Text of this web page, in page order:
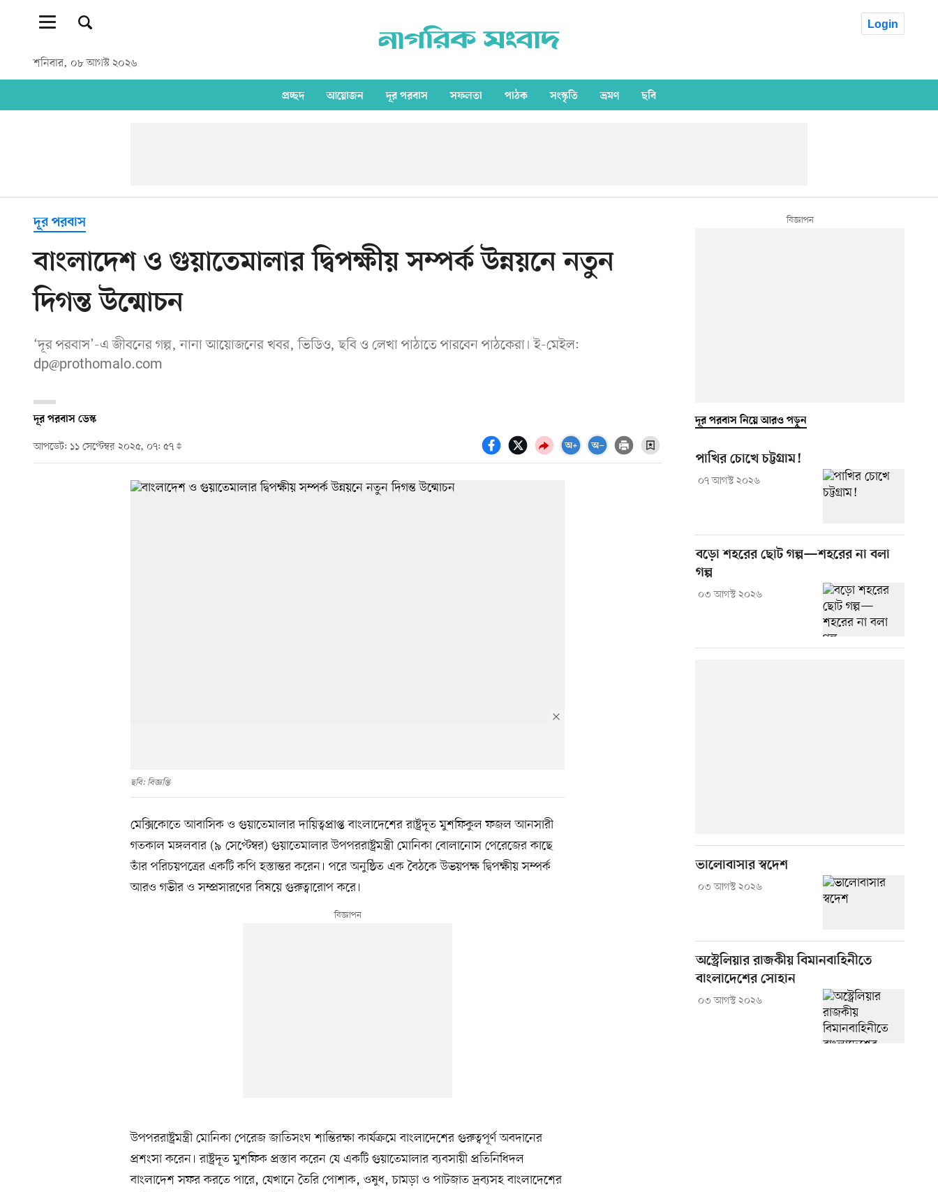
শনিবার, ০৮ আগস্ট ২০২৬
Login
প্রচ্ছদ আয়োজন দূর পরবাস সফলতা পাঠক সংস্কৃতি ভ্রমণ ছবি
দূর পরবাস
বাংলাদেশ ও গুয়াতেমালার দ্বিপক্ষীয় সম্পর্ক উন্নয়নে নতুন
দিগন্ত উন্মোচন
‘দূর পরবাস’-এ জীবনের গল্প, নানা আয়োজনের খবর, ভিডিও, ছবি ও লেখা পাঠাতে পারবেন পাঠকেরা। ই-মেইল:
dp@prothomalo.com
দূর পরবাস ডেস্ক
আপডেট: ১১ সেপ্টেম্বর ২০২৫, ০৭: ৫৭
ছবি: বিজ্ঞপ্তি
মেক্সিকোতে আবাসিক ও গুয়াতেমালার দায়িত্বপ্রাপ্ত বাংলাদেশের রাষ্ট্রদূত মুশফিকুল ফজল আনসারী
গতকাল মঙ্গলবার (৯ সেপ্টেম্বর) গুয়াতেমালার উপপররাষ্ট্রমন্ত্রী মোনিকা বোলানোস পেরেজের কাছে
তাঁর পরিচয়পত্রের একটি কপি হস্তান্তর করেন। পরে অনুষ্ঠিত এক বৈঠকে উভয়পক্ষ দ্বিপক্ষীয় সম্পর্ক
আরও গভীর ও সম্প্রসারণের বিষয়ে গুরুত্বারোপ করে।
উপপররাষ্ট্রমন্ত্রী মোনিকা পেরেজ জাতিসংঘ শান্তিরক্ষা কার্যক্রমে বাংলাদেশের গুরুত্বপূর্ণ অবদানের
প্রশংসা করেন। রাষ্ট্রদূত মুশফিক প্রস্তাব করেন যে একটি গুয়াতেমালার ব্যবসায়ী প্রতিনিধিদল
বাংলাদেশ সফর করতে পারে, যেখানে তৈরি পোশাক, ওষুধ, চামড়া ও পাটজাত দ্রব্যসহ বাংলাদেশের
দূর পরবাস নিয়ে আরও পড়ুন
পাখির চোখে চট্টগ্রাম!
০৭ আগস্ট ২০২৬
বড়ো শহরের ছোট গল্প—শহরের না বলা
গল্প
০৩ আগস্ট ২০২৬
ভালোবাসার স্বদেশ
০৩ আগস্ট ২০২৬
অস্ট্রেলিয়ার রাজকীয় বিমানবাহিনীতে
বাংলাদেশের সোহান
০৩ আগস্ট ২০২৬